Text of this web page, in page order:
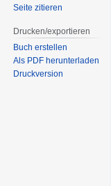
Seite zitieren
Drucken/­exportieren
Buch erstellen
Als PDF herunterladen
Druckversion